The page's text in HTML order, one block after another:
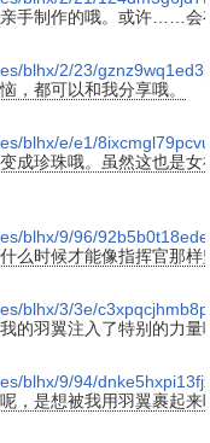
手制作的哦。或许……会
blhx/2/23/
，都可以和我分享哦。
blhx/e/e1/
成珍珠哦。虽然这也是
blhx/9/96/
时候才能像指挥官那样
blhx/3/3e/
的羽翼注入了特别的力量
blhx/9/94/
，是想被我用羽翼裹起来